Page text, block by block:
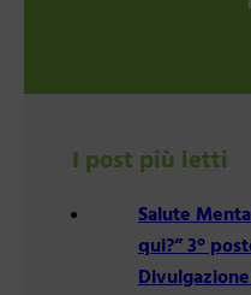
I post più letti
Salute
qui?” 3°